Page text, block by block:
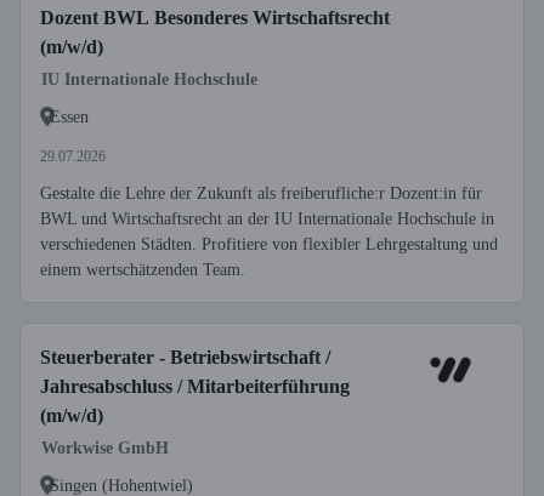
Dozent BWL Besonderes Wirtschaftsrecht
(m/w/d)
IU Internationale Hochschule
Essen
29.07.2026
Gestalte die Lehre der Zukunft als freiberufliche:r Dozent:in für
BWL und Wirtschaftsrecht an der IU Internationale Hochschule in
verschiedenen Städten. Profitiere von flexibler Lehrgestaltung und
einem wertschätzenden Team.
Steuerberater - Betriebswirtschaft /
Jahresabschluss / Mitarbeiterführung
(m/w/d)
Workwise GmbH
Singen (Hohentwiel)